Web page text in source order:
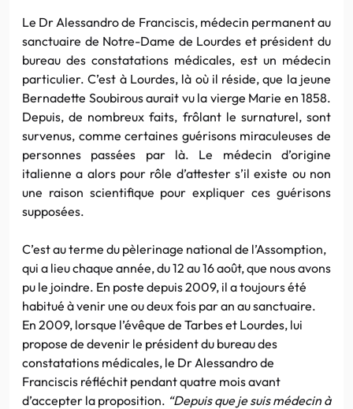
Le Dr Alessandro de Franciscis, médecin permanent au
sanctuaire de Notre-Dame de Lourdes et président du
bureau des constatations médicales, est un médecin
particulier. C’est à Lourdes, là où il réside, que la jeune
Bernadette Soubirous aurait vu la vierge Marie en 1858.
Depuis, de nombreux faits, frôlant le surnaturel, sont
survenus, comme certaines guérisons miraculeuses de
personnes passées par là. Le médecin d’origine
italienne a alors pour rôle d’attester s’il existe ou non
une raison scientifique pour expliquer ces guérisons
supposées.
C’est au terme du pèlerinage national de l’Assomption,
qui a lieu chaque année, du 12 au 16 août, que nous avons
pu le joindre. En poste depuis 2009, il a toujours été
habitué à venir une ou deux fois par an au sanctuaire.
En 2009, lorsque l’évêque de Tarbes et Lourdes, lui
propose de devenir le président du bureau des
constatations médicales, le Dr Alessandro de
Franciscis réfléchit pendant quatre mois avant
d’accepter la proposition. “Depuis que je suis médecin à